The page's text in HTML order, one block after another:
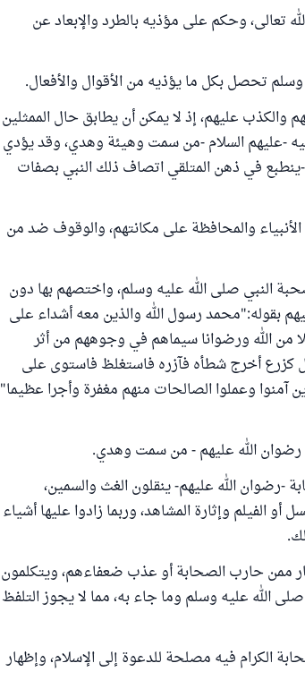
تعالى، وحكم على مؤذيه بالطرد والإبعاد عن
تحصل بكل ما يؤذيه من الأقوال والأفعال.
والكذب عليهم، إذ لا يمكن أن يطابق حال الممثلين
-عليهم السلام -من سمت وهيئة وهدي، وقد يؤدي
ينطبع في ذهن المتلقي اتصاف ذلك النبي بصفات
والمحافظة على مكانتهم، والوقوف ضد من
النبي صلى الله عليه وسلم، واختصهم بها دون
بقوله:"محمد رسول الله والذين معه أشداء على
من الله ورضوانا سيماهم في وجوههم من أثر
كزرع أخرج شطأه فآزره فاستغلظ فاستوى على
آمنوا وعملوا الصالحات منهم مغفرة وأجرا عظيما"
- رضوان الله عليهم - من سمت وهدي.
-رضوان الله عليهم- ينقلون الغث والسمين،
وإثارة المشاهد، وربما زادوا عليها أشياء
ممن حارب الصحابة أو عذب ضعفاءهم، ويتكلمون
الله عليه وسلم وما جاء به، مما لا يجوز التلفظ
الكرام فيه مصلحة للدعوة إلى الإسلام، وإظهار